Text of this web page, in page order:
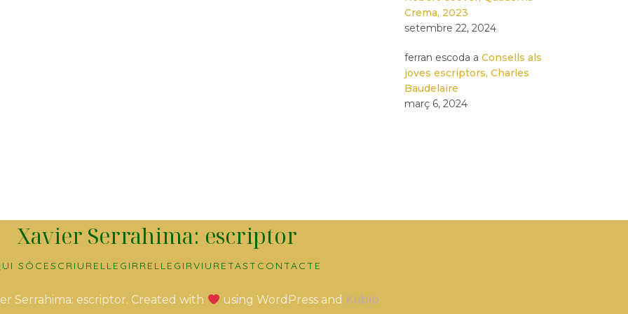
Crema, 2023
setembre 22, 2024
ferran escoda a Consells als
joves escriptors, Charles
Baudelaire
març 6, 2024
Xavier Serrahima: escriptor
SÓC ESCRIURE LLEGIRRELLEGIRVIURETAST CONTACTE
Serrahima: escriptor. Created with using WordPress and Kubio